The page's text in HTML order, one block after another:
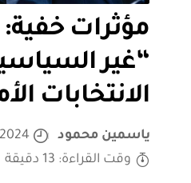
مؤثرات خفية:
“غير
الانتخابات
ياسمين محمود
وقت القراءة: 13 دقيقة